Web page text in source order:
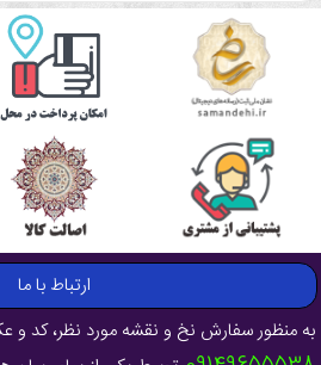
ارتباط با ما
به منظور سفارش نخ و نقشه مورد نظر، کد و